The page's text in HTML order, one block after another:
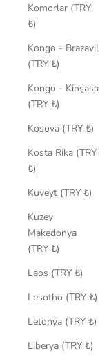
Komorlar (TRY
₺)
Kongo - Brazavil
(TRY ₺)
Kongo - Kinşasa
(TRY ₺)
Kosova (TRY ₺)
Kosta Rika (TRY
₺)
Kuveyt (TRY ₺)
Kuzey
Makedonya
(TRY ₺)
Laos (TRY ₺)
Lesotho (TRY ₺)
Letonya (TRY ₺)
Liberya (TRY ₺)